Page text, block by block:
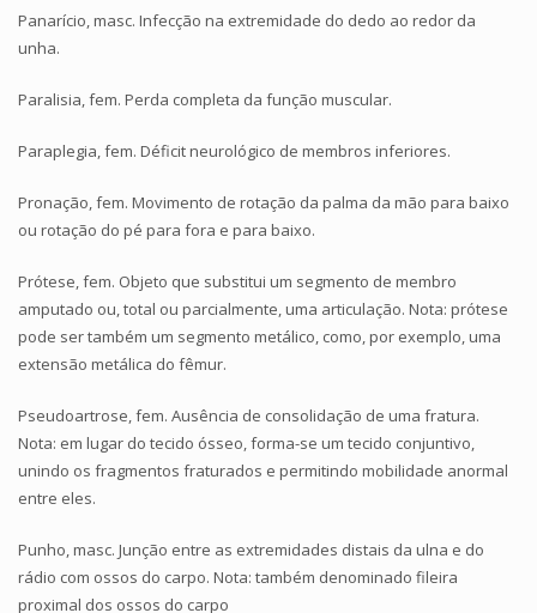
Panarício, masc. Infecção na extremidade do dedo ao redor da
unha.
Paralisia, fem. Perda completa da função muscular.
Paraplegia, fem. Déficit neurológico de membros inferiores.
Pronação, fem. Movimento de rotação da palma da mão para baixo
ou rotação do pé para fora e para baixo.
Prótese, fem. Objeto que substitui um segmento de membro
amputado ou, total ou parcialmente, uma articulação. Nota: prótese
pode ser também um segmento metálico, como, por exemplo, uma
extensão metálica do fêmur.
Pseudoartrose, fem. Ausência de consolidação de uma fratura.
Nota: em lugar do tecido ósseo, forma-se um tecido conjuntivo,
unindo os fragmentos fraturados e permitindo mobilidade anormal
entre eles.
Punho, masc. Junção entre as extremidades distais da ulna e do
rádio com ossos do carpo. Nota: também denominado fileira
proximal dos ossos do carpo